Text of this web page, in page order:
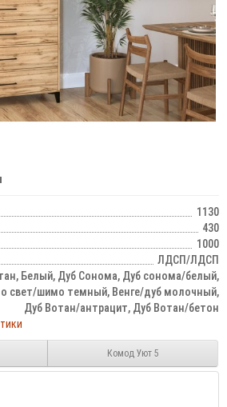
1130
430
1000
ЛДСП/ЛДСП
Белый, Дуб Сонома, Дуб сонома/белый,
свет/шимо темный, Венге/дуб молочный,
Дуб Вотан/антрацит, Дуб Вотан/бетон
Комод Уют 5